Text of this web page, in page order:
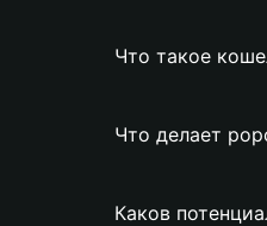
Что такое
Что делает
Каков